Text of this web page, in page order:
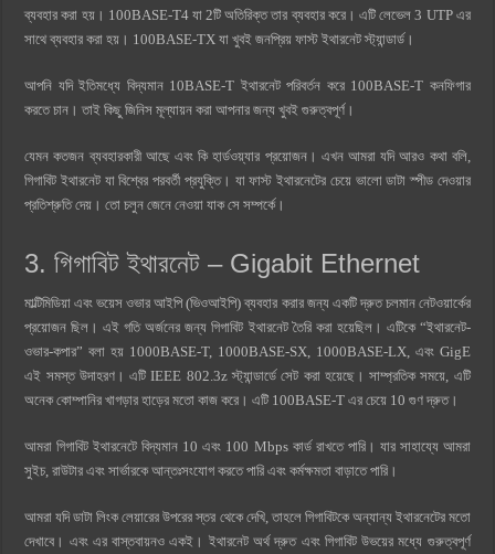
ব্যবহার করা হয়। 100BASE-T4 যা 2টি অতিরিক্ত তার ব্যবহার করে। এটি লেভেল 3 UTP এর
সাথে ব্যবহার করা হয়। 100BASE-TX যা খুবই জনপ্রিয় ফাস্ট ইথারনেট স্ট্যান্ডার্ড।
আপনি যদি ইতিমধ্যে বিদ্যমান 10BASE-T ইথারনেট পরিবর্তন করে 100BASE-T কনফিগার
করতে চান। তাই কিছু জিনিস মূল্যায়ন করা আপনার জন্য খুবই গুরুত্বপূর্ণ।
যেমন কতজন ব্যবহারকারী আছে এবং কি হার্ডওয়্যার প্রয়োজন। এখন আমরা যদি আরও কথা বলি,
গিগাবিট ইথারনেট যা বিশ্বের পরবর্তী প্রযুক্তি। যা ফাস্ট ইথারনেটের চেয়ে ভালো ডাটা স্পীড দেওয়ার
প্রতিশ্রুতি দেয়। তো চলুন জেনে নেওয়া যাক সে সম্পর্কে।
3. গিগাবিট ইথারনেট – Gigabit Ethernet
মাল্টিমিডিয়া এবং ভয়েস ওভার আইপি (ভিওআইপি) ব্যবহার করার জন্য একটি দ্রুত চলমান নেটওয়ার্কের
প্রয়োজন ছিল। এই গতি অর্জনের জন্য গিগাবিট ইথারনেট তৈরি করা হয়েছিল। এটিকে “ইথারনেট-
ওভার-কপার” বলা হয় 1000BASE-T, 1000BASE-SX, 1000BASE-LX, এবং GigE
এই সমস্ত উদাহরণ। এটি IEEE 802.3z স্ট্যান্ডার্ডে সেট করা হয়েছে। সাম্প্রতিক সময়ে, এটি
অনেক কোম্পানির খাগড়ার হাড়ের মতো কাজ করে। এটি 100BASE-T এর চেয়ে 10 গুণ দ্রুত।
আমরা গিগাবিট ইথারনেটে বিদ্যমান 10 এবং 100 Mbps কার্ড রাখতে পারি। যার সাহায্যে আমরা
সুইচ, রাউটার এবং সার্ভারকে আন্তঃসংযোগ করতে পারি এবং কর্মক্ষমতা বাড়াতে পারি।
আমরা যদি ডাটা লিংক লেয়ারের উপরের স্তর থেকে দেখি, তাহলে গিগাবিটকে অন্যান্য ইথারনেটের মতো
দেখাবে। এবং এর বাস্তবায়নও একই। ইথারনেট অর্থ দ্রুত এবং গিগাবিট উভয়ের মধ্যে গুরুত্বপূর্ণ